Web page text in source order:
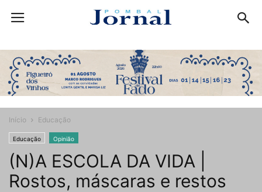
Início Educação
Educação Opinião
(N)A ESCOLA DA VIDA |
Rostos, máscaras e restos